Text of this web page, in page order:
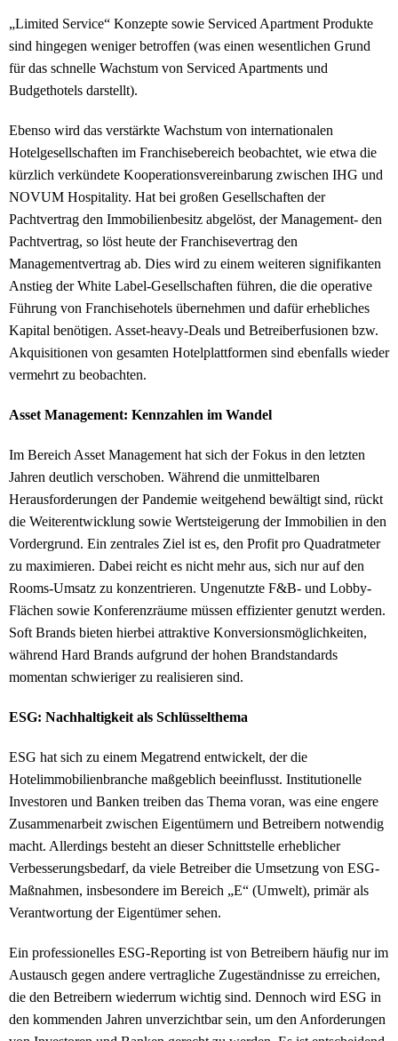
„Limited Service“ Konzepte sowie Serviced Apartment Produkte
sind hingegen weniger betroffen (was einen wesentlichen Grund
für das schnelle Wachstum von Serviced Apartments und
Budgethotels darstellt).
Ebenso wird das verstärkte Wachstum von internationalen
Hotelgesellschaften im Franchisebereich beobachtet, wie etwa die
kürzlich verkündete Kooperationsvereinbarung zwischen IHG und
NOVUM Hospitality. Hat bei großen Gesellschaften der
Pachtvertrag den Immobilienbesitz abgelöst, der Management- den
Pachtvertrag, so löst heute der Franchisevertrag den
Managementvertrag ab. Dies wird zu einem weiteren signifikanten
Anstieg der White Label-Gesellschaften führen, die die operative
Führung von Franchisehotels übernehmen und dafür erhebliches
Kapital benötigen. Asset-heavy-Deals und Betreiberfusionen bzw.
Akquisitionen von gesamten Hotelplattformen sind ebenfalls wieder
vermehrt zu beobachten.
Asset Management: Kennzahlen im Wandel
Im Bereich Asset Management hat sich der Fokus in den letzten
Jahren deutlich verschoben. Während die unmittelbaren
Herausforderungen der Pandemie weitgehend bewältigt sind, rückt
die Weiterentwicklung sowie Wertsteigerung der Immobilien in den
Vordergrund. Ein zentrales Ziel ist es, den Profit pro Quadratmeter
zu maximieren. Dabei reicht es nicht mehr aus, sich nur auf den
Rooms-Umsatz zu konzentrieren. Ungenutzte F&B- und Lobby-
Flächen sowie Konferenzräume müssen effizienter genutzt werden.
Soft Brands bieten hierbei attraktive Konversionsmöglichkeiten,
während Hard Brands aufgrund der hohen Brandstandards
momentan schwieriger zu realisieren sind.
ESG: Nachhaltigkeit als Schlüsselthema
ESG hat sich zu einem Megatrend entwickelt, der die
Hotelimmobilienbranche maßgeblich beeinflusst. Institutionelle
Investoren und Banken treiben das Thema voran, was eine engere
Zusammenarbeit zwischen Eigentümern und Betreibern notwendig
macht. Allerdings besteht an dieser Schnittstelle erheblicher
Verbesserungsbedarf, da viele Betreiber die Umsetzung von ESG-
Maßnahmen, insbesondere im Bereich „E“ (Umwelt), primär als
Verantwortung der Eigentümer sehen.
Ein professionelles ESG-Reporting ist von Betreibern häufig nur im
Austausch gegen andere vertragliche Zugeständnisse zu erreichen,
die den Betreibern wiederrum wichtig sind. Dennoch wird ESG in
den kommenden Jahren unverzichtbar sein, um den Anforderungen